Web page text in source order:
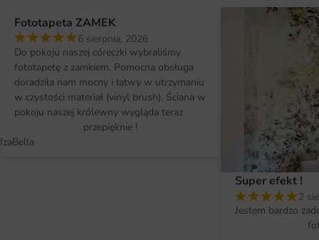
Fototapeta ZAMEK
6 sierpnia, 2026
Do pokoju naszej córeczki wybraliśmy
fototapetę z zamkiem. Pomocna obsługa
doradziła nam mocny i łatwy w utrzymaniu
w czystości materiał (vinyl brush). Ściana w
pokoju naszej królewny wygląda teraz
przepięknie !
IzaBella
Super efekt !
2
Jestem bardzo